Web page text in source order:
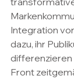
Integration
dazu, ihr
Front